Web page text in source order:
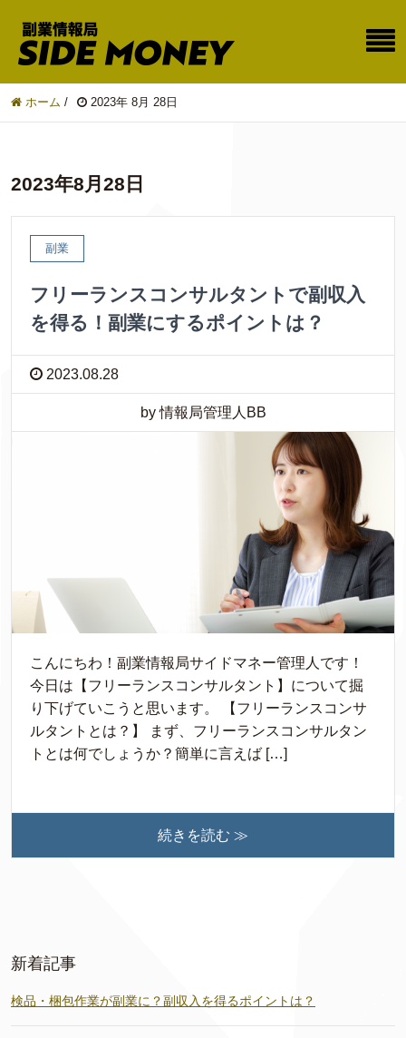
ホーム / 2023年 8月 28日
2023年8月28日
副業
フリーランスコンサルタントで副収入
を得る！副業にするポイントは？
2023.08.28
by 情報局管理人BB
こんにちわ！副業情報局サイドマネー管理人です！
今日は【フリーランスコンサルタント】について掘
り下げていこうと思います。 【フリーランスコンサ
ルタントとは？】 まず、フリーランスコンサルタン
トとは何でしょうか？簡単に言えば […]
続きを読む ≫
新着記事
検品・梱包作業が副業に？副収入を得るポイントは？